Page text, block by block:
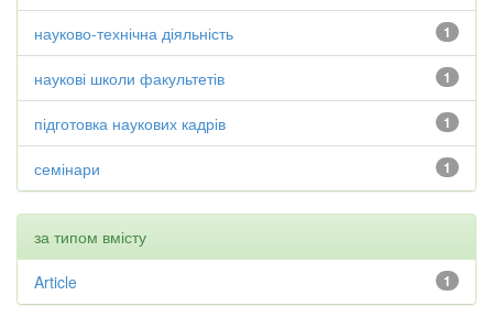
1
науково-технічна діяльність
1
наукові школи факультетів
1
підготовка наукових кадрів
1
семінари
за типом вмісту
1
Article